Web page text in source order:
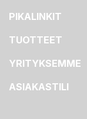
PIKALINKIT
TUOTTEET
YRITYKSEMME
ASIAKASTILI